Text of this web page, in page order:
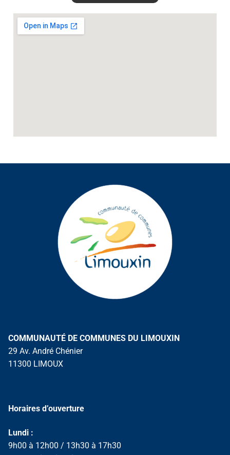
COMMUNAUTÉ DE COMMUNES DU LIMOUXIN
29 Av. André Chénier
11300 LIMOUX
Horaires d’ouverture
Lundi :
9h00 à 12h00 / 13h30 à 17h30